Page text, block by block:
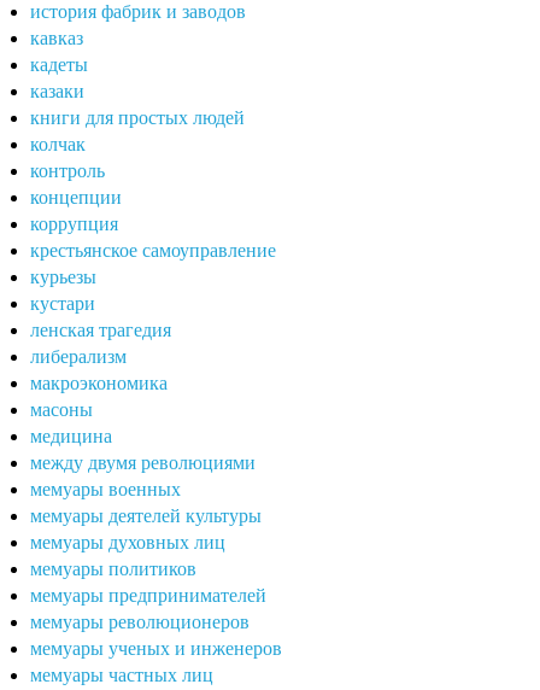
история фабрик и заводов
кавказ
кадеты
казаки
книги для простых людей
колчак
контроль
концепции
коррупция
крестьянское самоуправление
курьезы
кустари
ленская трагедия
либерализм
макроэкономика
масоны
медицина
между двумя революциями
мемуары военных
мемуары деятелей культуры
мемуары духовных лиц
мемуары политиков
мемуары предпринимателей
мемуары революционеров
мемуары ученых и инженеров
мемуары частных лиц